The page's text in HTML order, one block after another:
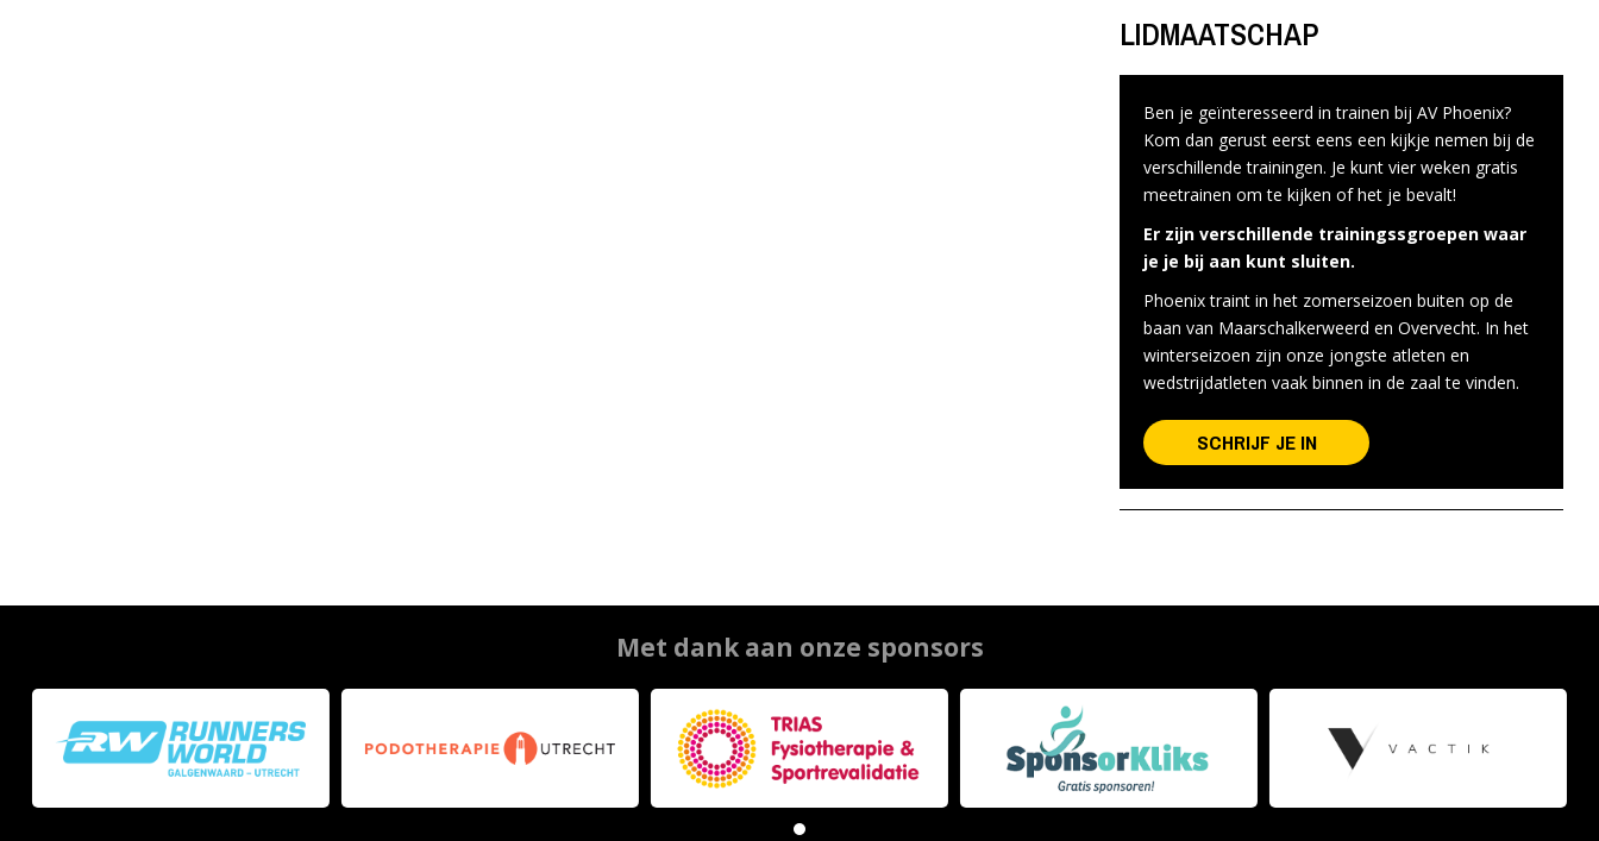
LIDMAATSCHAP
Ben je geïnteresseerd in trainen bij AV Phoenix?
Kom dan gerust eerst eens een kijkje nemen bij de
verschillende trainingen. Je kunt vier weken gratis
meetrainen om te kijken of het je bevalt!
Er zijn verschillende trainingssgroepen waar
je je bij aan kunt sluiten.
Phoenix traint in het zomerseizoen buiten op de
baan van Maarschalkerweerd en Overvecht. In het
winterseizoen zijn onze jongste atleten en
wedstrijdatleten vaak binnen in de zaal te vinden.
SCHRIJF JE IN
Met dank aan onze sponsors